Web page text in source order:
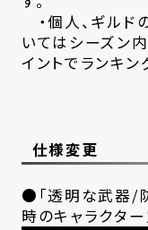
・個人、ギルド
いてはシーズン
イントでランキン
仕様変更
●「透明な武器/
時のキャラクタ